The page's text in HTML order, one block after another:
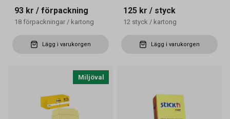
93 kr / förpackning
18 förpackningar / kartong
Lägg i varukorgen
125 kr / styck
12 styck / kartong
Lägg i varukorgen
Miljöval